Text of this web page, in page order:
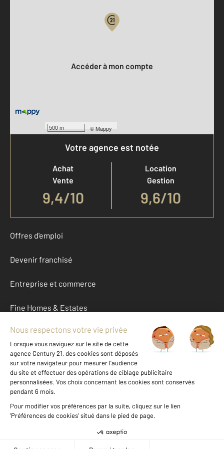
500 m ©Mappy
Accéder à mon compte
Votre agence est notée
Achat
Vente
9,4/10
Location
Gestion
9,6/10
Offres d'emploi
Devenir franchisé
Entreprise et commerce
Fine Homes & Estates
À propos
International
Nous contacter
Données personnelles